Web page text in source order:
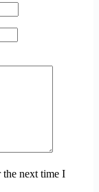
the next time I